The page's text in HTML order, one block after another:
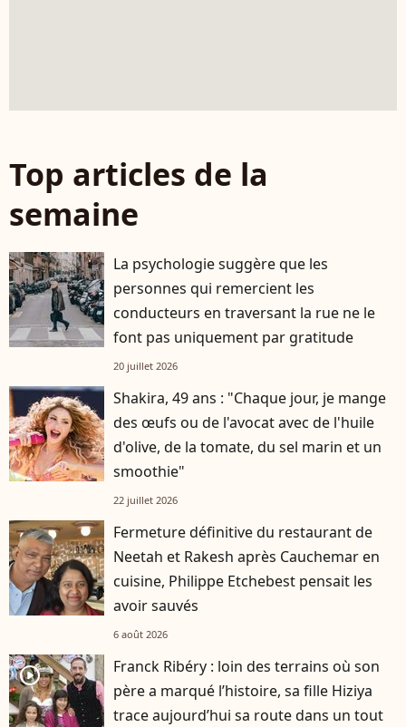
Top articles de la
semaine
La psychologie suggère que les
personnes qui remercient les
conducteurs en traversant la rue ne le
font pas uniquement par gratitude
20 juillet 2026
Shakira, 49 ans : "Chaque jour, je mange
des œufs ou de l'avocat avec de l'huile
d'olive, de la tomate, du sel marin et un
smoothie"
22 juillet 2026
Fermeture définitive du restaurant de
Neetah et Rakesh après Cauchemar en
cuisine, Philippe Etchebest pensait les
avoir sauvés
6 août 2026
player2
Franck Ribéry : loin des terrains où son
père a marqué l’histoire, sa fille Hiziya
trace aujourd’hui sa route dans un tout